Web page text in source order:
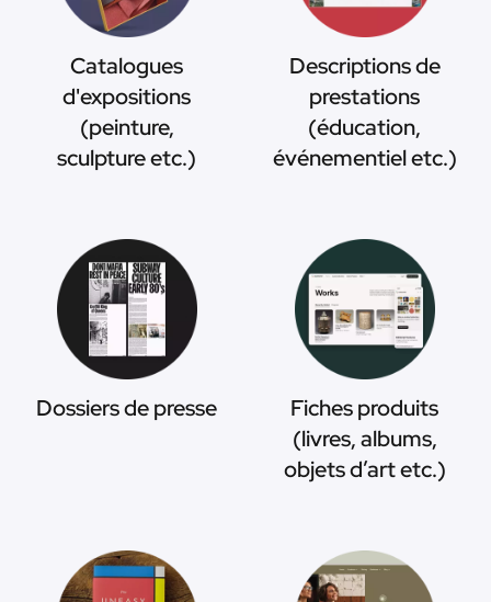
Catalogues
d'expositions
(peinture,
sculpture etc.)
Descriptions de
prestations
(éducation,
événementiel etc.)
Dossiers de presse
Fiches produits
(livres, albums,
objets d’art etc.)